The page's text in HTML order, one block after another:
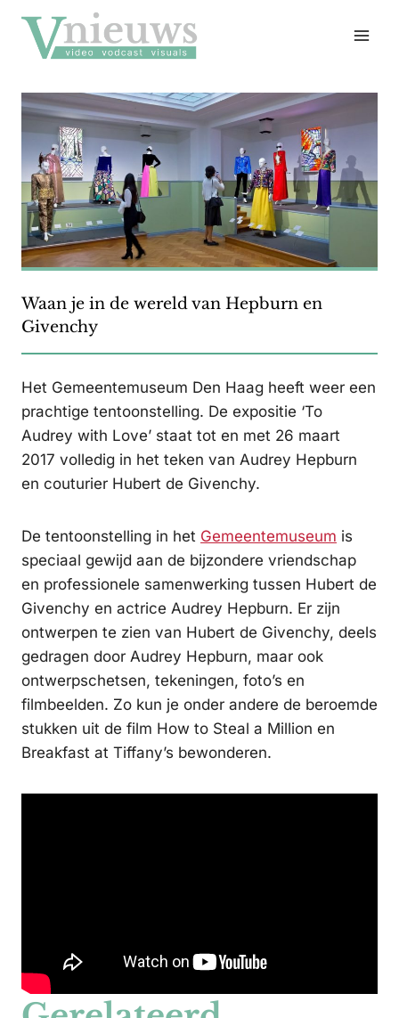
naar
inhoud
Waan je in de wereld van Hepburn en
Givenchy
Het Gemeentemuseum Den Haag heeft weer een
prachtige tentoonstelling. De expositie ‘To
Audrey with Love’ staat tot en met 26 maart
2017 volledig in het teken van Audrey Hepburn
en couturier Hubert de Givenchy.
De tentoonstelling in het Gemeentemuseum is
speciaal gewijd aan de bijzondere vriendschap
en professionele samenwerking tussen Hubert de
Givenchy en actrice Audrey Hepburn. Er zijn
ontwerpen te zien van Hubert de Givenchy, deels
gedragen door Audrey Hepburn, maar ook
ontwerpschetsen, tekeningen, foto’s en
filmbeelden. Zo kun je onder andere de beroemde
stukken uit de film How to Steal a Million en
Breakfast at Tiffany’s bewonderen.